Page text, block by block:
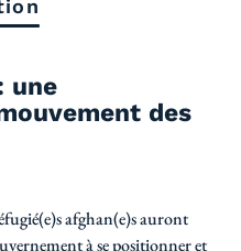
afghan(e)s auront
à se positionner et
une
des